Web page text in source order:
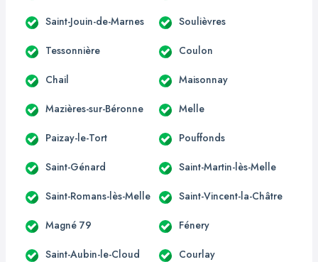
Saint-Jouin-de-Marnes Soulièvres
Tessonnière Coulon
Chail Maisonnay
Mazières-sur-Béronne Melle
Paizay-le-Tort Pouffonds
Saint-Génard Saint-Martin-lès-Melle
Saint-Romans-lès-Melle Saint-Vincent-la-Châtre
Magné 79 Fénery
Saint-Aubin-le-Cloud Courlay